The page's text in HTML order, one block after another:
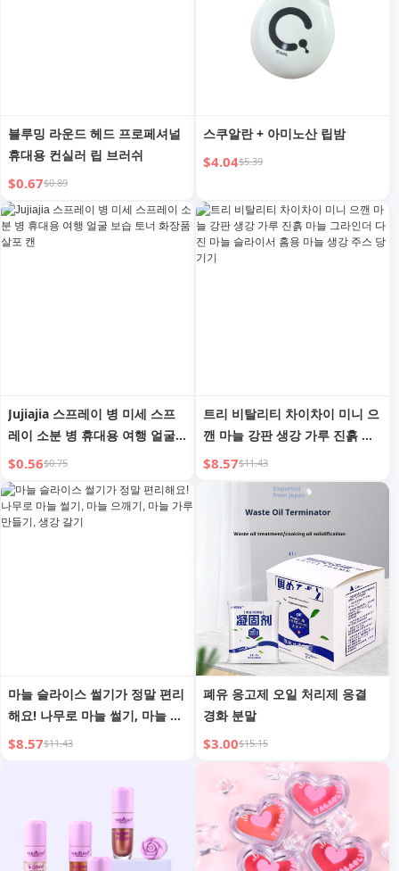
블루밍 라운드 헤드 프로페셔널
휴대용 컨실러 립 브러쉬
$0.67$0.89
스쿠알란 + 아미노산 립밤
$4.04$5.39
Jujiajia 스프레이 병 미세 스프
레이 소분 병 휴대용 여행 얼굴
보습 토너 화장품 살포 캔
$0.56$0.75
트리 비탈리티 차이차이 미니 으
깬 마늘 강판 생강 가루 진흙 마
늘 그라인더 다진 마늘 슬라이서
홈용 마늘 생강 주스 당기기
$8.57$11.43
마늘 슬라이스 썰기가 정말 편리
해요! 나무로 마늘 썰기, 마늘 으
깨기, 마늘 가루 만들기, 생강 갈
$8.57$11.43
폐유 응고제 오일 처리제 응결
경화 분말
$3.00$15.15